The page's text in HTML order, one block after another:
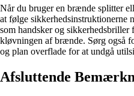
Når du bruger en brænde splitter
at følge sikkerhedsinstruktionerne
som handsker og sikkerhedsbriller
kløvningen af brænde. Sørg også
og plan overflade for at undgå
Afsluttende